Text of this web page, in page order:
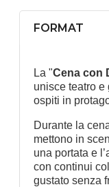
FORMAT
La "Cena con
unisce teatro e
ospiti in
Durante la
mettono in
una portata e
con continui
gustato senza